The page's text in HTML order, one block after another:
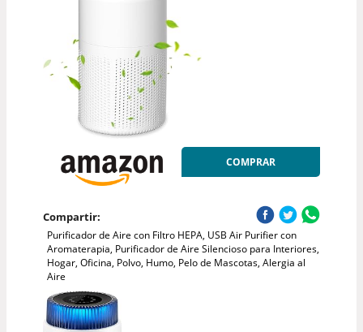
COMPRAR
Compartir:
Purificador de Aire con Filtro HEPA, USB Air Purifier con
Aromaterapia, Purificador de Aire Silencioso para Interiores,
Hogar, Oficina, Polvo, Humo, Pelo de Mascotas, Alergia al
Aire